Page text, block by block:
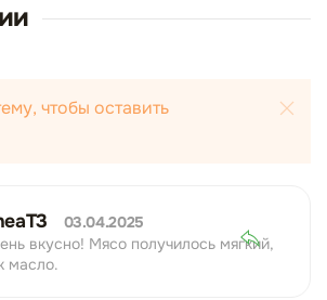
чтобы оставить
03.04.2025
вкусно! Мясо получилось мягкий,
масло.